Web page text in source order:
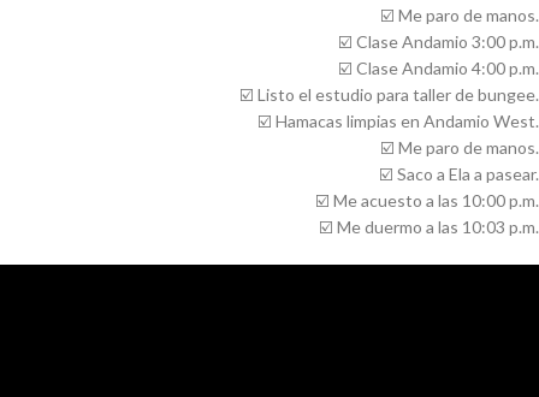
☑️ Me paro de manos.
☑️ Clase Andamio 3:00 p.m.
☑️ Clase Andamio 4:00 p.m.
☑️ Listo el estudio para taller de bungee.
☑️ Hamacas limpias en Andamio West.
☑️ Me paro de manos.
☑️ Saco a Ela a pasear.
☑️ Me acuesto a las 10:00 p.m.
☑️ Me duermo a las 10:03 p.m.